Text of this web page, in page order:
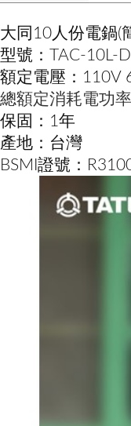
大同10人份電鍋(
型號：TAC-10L-
額定電壓：110V
總額定消耗電功
保固：1年
產地：台灣
BSMI證號：